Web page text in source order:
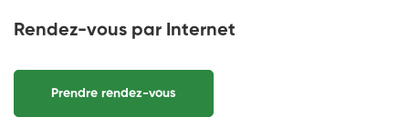
Rendez-vous par Internet
Prendre rendez-vous